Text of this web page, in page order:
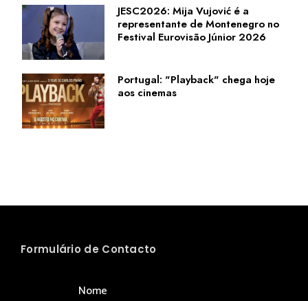
JESC2026: Mija Vujović é a
representante de Montenegro no
Festival Eurovisão Júnior 2026
Portugal: "Playback" chega hoje
aos cinemas
Formulário de Contacto
Nome